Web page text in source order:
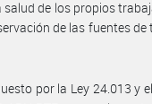
de los propios
de las fuentes de
por la Ley 24.013 y